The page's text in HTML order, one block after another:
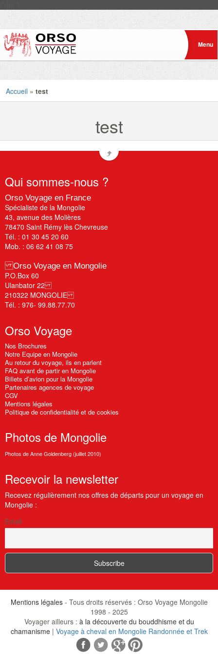
Accueil » test
test
Qui sommes-nous ?
Orso Voyage en France
Spécialiste de la Mongolie
43, avenue des Molières
78470 Saint Rémy lès Chevreuse
Tél. : 01 30 45 20 60
Mob. : 06 62 41 08 75
Orso Voyage en Mongolie
P.O.Box 60
Ulanbator 22
210322 MONGOLIE
Tél. : 976- 99.88.77.70
Orso Voyage
Nos Brochures
Notre Equipe en Mongolie
Au retour du voyage, ils en parlent
FAQ avant de partir en Mongolie
Billets d’avion pour la Mongolie
Partenaires agences de voyage
CGV
Mentions légales
Politique de confidentialité et de cookies
Photos de Mongolie
Photos de Anne Goldenberg (juillet 2010)
Recevoir la newsletter
Recevez régulièrement nos offres de départs pour un voyage en
Mongolie :
Email
Mentions légales- Tous droits réservés : Orso Voyage Mongolie
1998 - 2025
Voyager ailleurs : à la découverte du bouddhisme et du
chamanisme | Voyage à cheval en Mongolie Randonnée et Trek